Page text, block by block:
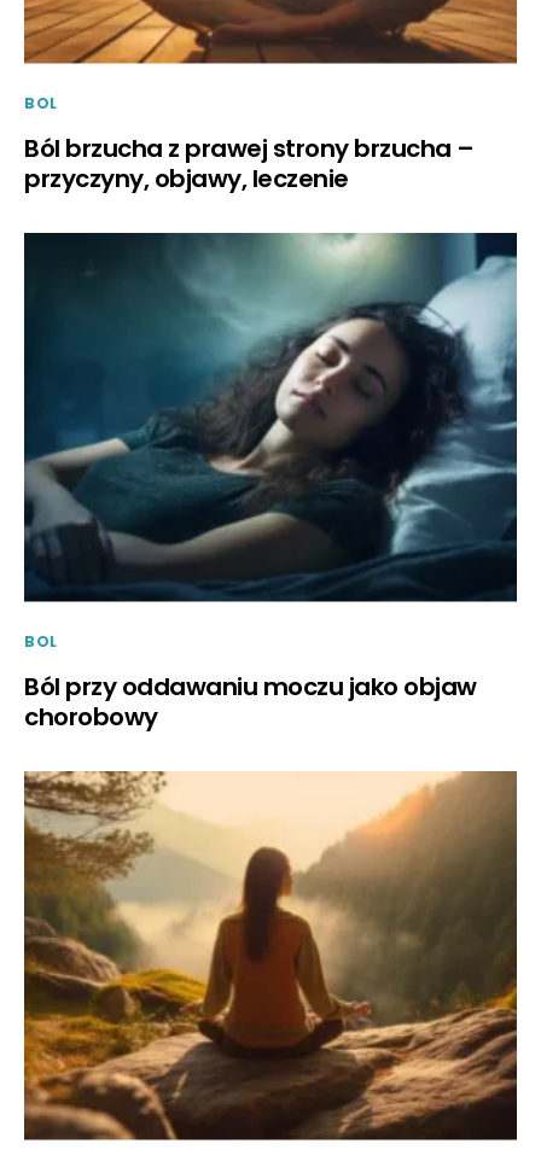
BOL
Ból brzucha z prawej strony brzucha –
przyczyny, objawy, leczenie
BOL
Ból przy oddawaniu moczu jako objaw
chorobowy